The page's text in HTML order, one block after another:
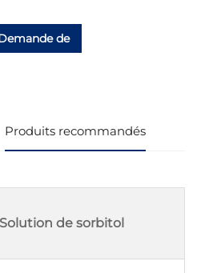
de
Produits recommandés
Solution de sorbitol